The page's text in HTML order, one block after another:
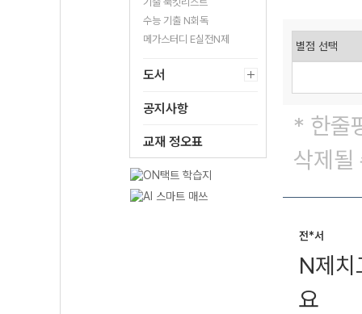
수능 기출 N회독
메가스터디 E실전N제
도서
공지사항
교재 정오표
* 한줄
삭제될
전*서
N제치
요